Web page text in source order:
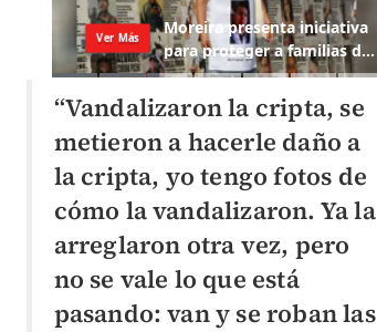
“Vandalizaron la cripta, se
metieron a hacerle daño a
la cripta, yo tengo fotos de
cómo la vandalizaron. Ya la
arreglaron otra vez, pero
no se vale lo que está
pasando: van y se roban las